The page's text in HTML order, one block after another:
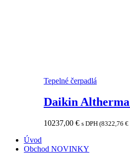
Tepelné čerpadlá
Daikin
10237,00 € s DPH (8322,76 €
Úvod
Obchod NOVINKY